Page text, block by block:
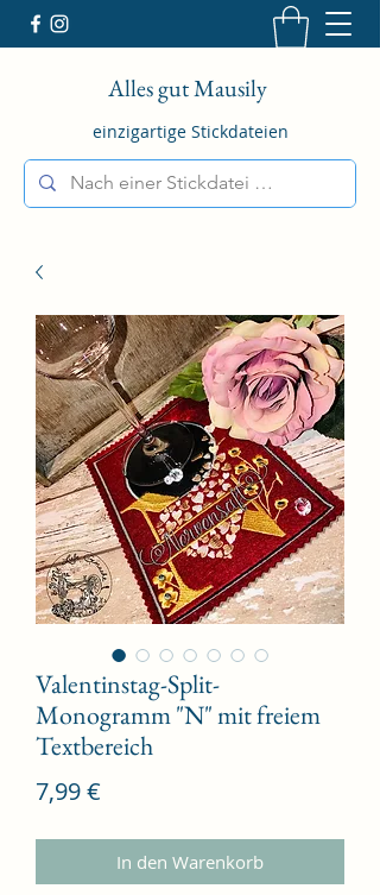
Alles gut Mausily
einzigartige Stickdateien
Valentinstag-Split-
Monogramm "N" mit freiem
Textbereich
7,99 €
In den Warenkorb